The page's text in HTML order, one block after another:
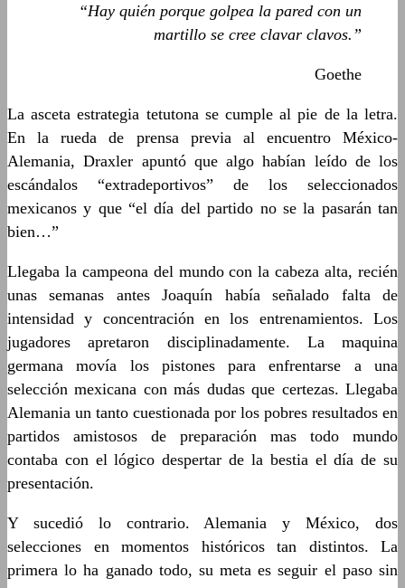
“Hay quién porque golpea la pared con un
martillo se cree clavar clavos.”
Goethe
La asceta estrategia tetutona se cumple al pie de la letra.
En la rueda de prensa previa al encuentro México-
Alemania, Draxler apuntó que algo habían leído de los
escándalos “extradeportivos” de los seleccionados
mexicanos y que “el día del partido no se la pasarán tan
bien…”
Llegaba la campeona del mundo con la cabeza alta, recién
unas semanas antes Joaquín había señalado falta de
intensidad y concentración en los entrenamientos. Los
jugadores apretaron disciplinadamente. La maquina
germana movía los pistones para enfrentarse a una
selección mexicana con más dudas que certezas. Llegaba
Alemania un tanto cuestionada por los pobres resultados en
partidos amistosos de preparación mas todo mundo
contaba con el lógico despertar de la bestia el día de su
presentación.
Y sucedió lo contrario. Alemania y México, dos
selecciones en momentos históricos tan distintos. La
primera lo ha ganado todo, su meta es seguir el paso sin